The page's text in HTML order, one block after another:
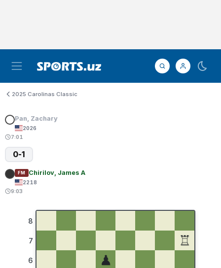
2025 Carolinas Classic
Pan, Zachary
2026
7:01
0-1
FM Chirilov, James A
2218
9:03
8
7
6
♖
♟